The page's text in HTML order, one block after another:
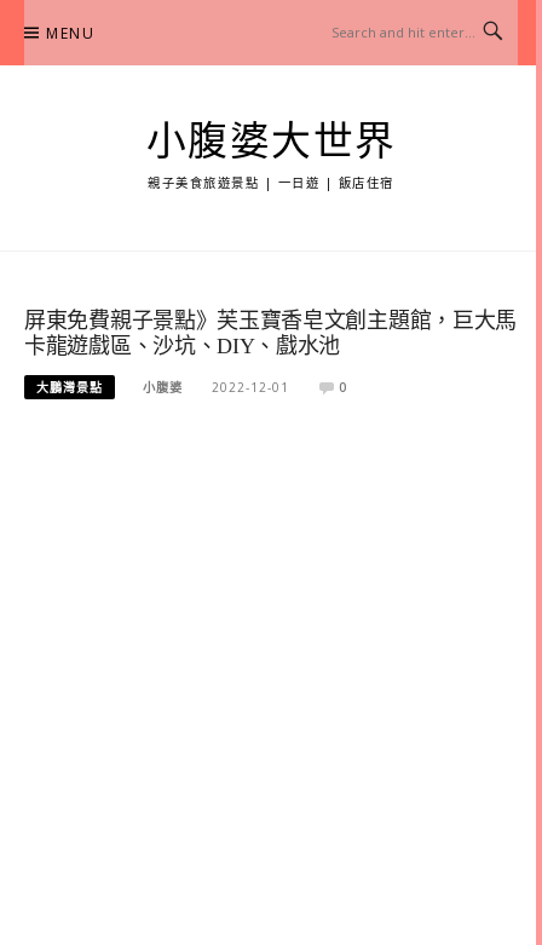
content
MENU
小腹婆大世界
親子美食旅遊景點 | 一日遊 | 飯店住宿
屏東免費親子景點》芙玉寶香皂文創主題館，巨大馬
卡龍遊戲區、沙坑、DIY、戲水池
大鵬灣景點 小腹婆 2022-12-01 0